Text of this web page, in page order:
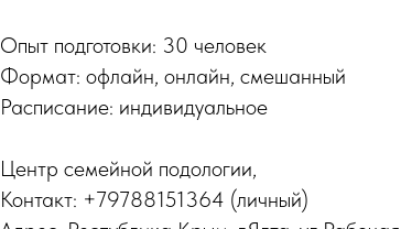
Опыт подготовки: 30 человек
Формат: офлайн, онлайн, смешанный
Расписание: индивидуальное
Центр семейной подологии,
Контакт: +79788151364 (личный)